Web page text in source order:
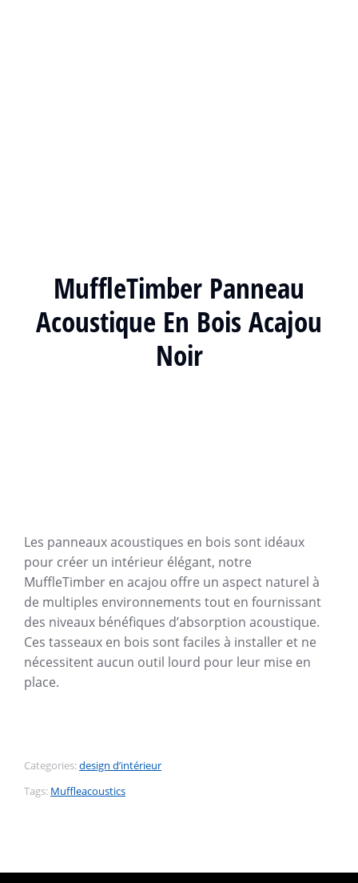
MuffleTimber Panneau
Acoustique En Bois Acajou
Noir
Les panneaux acoustiques en bois sont idéaux
pour créer un intérieur élégant, notre
MuffleTimber en acajou offre un aspect naturel à
de multiples environnements tout en fournissant
des niveaux bénéfiques d’absorption acoustique.
Ces tasseaux en bois sont faciles à installer et ne
nécessitent aucun outil lourd pour leur mise en
place.
Categories:design d’intérieur
Tags: Muffleacoustics